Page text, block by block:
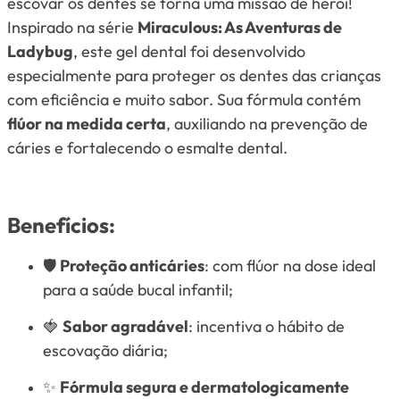
Inspirado na série Miraculous: As Aventuras de
Ladybug, este gel dental foi desenvolvido
especialmente para proteger os dentes das crianças
com eficiência e muito sabor. Sua fórmula contém
flúor na medida certa, auxiliando na prevenção de
cáries e fortalecendo o esmalte dental.
Benefícios:
🛡️ Proteção anticáries: com flúor na dose ideal
para a saúde bucal infantil;
🍓 Sabor agradável: incentiva o hábito de
escovação diária;
✨ Fórmula segura e dermatologicamente